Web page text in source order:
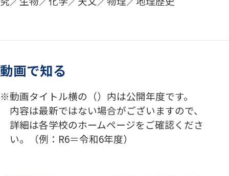
動画で知る
動画タイトル横の（）内は公開年度です。
内容は最新ではない場合がございますので、
詳細は各学校のホームページをご確認くださ
い。（例：R6＝令和6年度）